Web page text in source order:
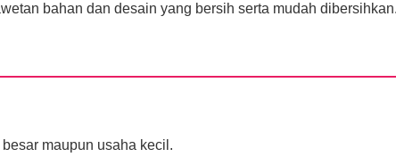
bahan dan desain yang bersih serta mudah dibersihkan.
maupun usaha kecil.